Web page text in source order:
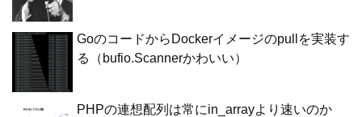
GoのコードからDockerイメージのpullを実装す
る（bufio.Scannerかわいい）
PHPの連想配列は常にin_arrayより速いのか